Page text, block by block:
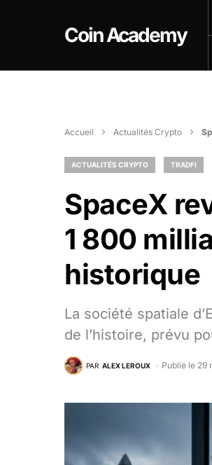
Coin Academy
Accueil Actualités Crypto
ACTUALITÉS CRYPTO TRADFI
SpaceX
1 800
historique
La société spatiale
de l’histoire, prévu
PAR ALEX LEROUX Publié le 29